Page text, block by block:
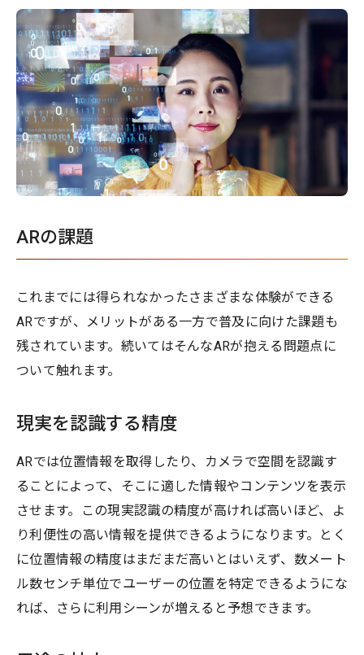
ARの課題
これまでには得られなかったさまざまな体験ができる
ARですが、メリットがある一方で普及に向けた課題も
残されています。続いてはそんなARが抱える問題点に
ついて触れます。
現実を認識する精度
ARでは位置情報を取得したり、カメラで空間を認識す
ることによって、そこに適した情報やコンテンツを表示
させます。この現実認識の精度が高ければ高いほど、よ
り利便性の高い情報を提供できるようになります。とく
に位置情報の精度はまだまだ高いとはいえず、数メート
ル数センチ単位でユーザーの位置を特定できるようにな
れば、さらに利用シーンが増えると予想できます。